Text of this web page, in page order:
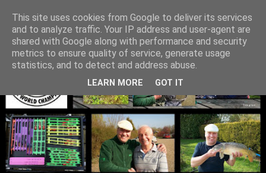
This site uses cookies from Google to deliver its services
and to analyze traffic. Your IP address and user-agent are
shared with Google along with performance and security
metrics to ensure quality of service, generate usage
statistics, and to detect and address abuse.
LEARN MORE GOT IT